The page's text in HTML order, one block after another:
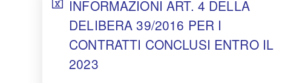
INFORMAZIONI ART. 4 DELLA
DELIBERA 39/2016 PER I
CONTRATTI CONCLUSI ENTRO IL
2023